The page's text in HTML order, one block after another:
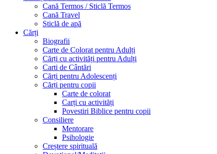
Cană Termos / Sticlă Termos
Cană Travel
Sticlă de apă
Cărți
Biografii
Carte de Colorat pentru Adulți
Cărți cu activități pentru Adulți
Carti de Cântări
Cărți pentru Adolescenți
Cărți pentru copii
Carte de colorat
Carți cu activități
Povestiri Biblice pentru copii
Consiliere
Mentorare
Psihologie
Creștere spirituală